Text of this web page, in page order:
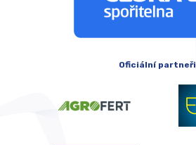
Oficiální partneři